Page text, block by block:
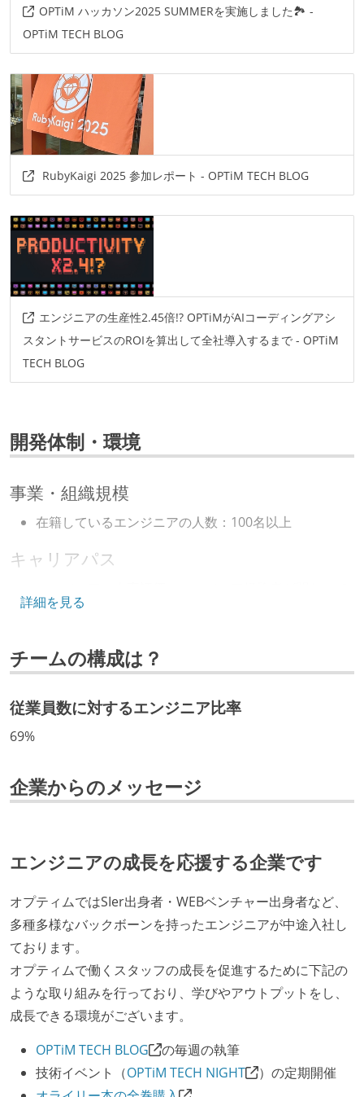
OPTiM ハッカソン2025 SUMMERを実施しました🏞️ -
OPTiM TECH BLOG
RubyKaigi 2025 参加レポート - OPTiM TECH BLOG
エンジニアの生産性2.45倍!? OPTiMがAIコーディングアシ
スタントサービスのROIを算出して全社導入するまで - OPTiM
TECH BLOG
開発体制・環境
事業・組織規模
在籍しているエンジニアの人数：100名以上
キャリアパス
いる
ついて話す場が設けられている
CTO またはそれに準じる、技術やワークフローの標準
ング部門の人間が経営に参加している
社外から登壇を依頼・指名を受けるようなエンジニア
エンジニアが自発的に外部のイベントやカンファレン
スに登壇している
最新技術を追いかけるための社内勉強会が定期開催さ
れ、参加者が自主的に参加している
Slack等で、最新技術の良し悪しをメンバーがよく会話
している
開発メンバーの裁量
OS やエディタ、IDE といった個人の環境は、各自の責
詳細を見る
チームの構成は？
従業員数に対するエンジニア比率
69%
企業からのメッセージ
エンジニアの成長を応援する企業です
オプティムではSIer出身者・WEBベンチャー出身者など、
多種多様なバックボーンを持ったエンジニアが中途入社し
ております。
オプティムで働くスタッフの成長を促進するために下記の
ような取り組みを行っており、学びやアウトプットをし、
成長できる環境がございます。
OPTiM TECH BLOG
の毎週の執筆
技術イベント（OPTiM TECH NIGHT
）の定期開催